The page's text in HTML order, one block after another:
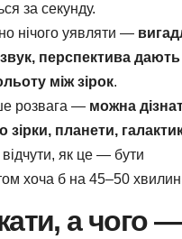
за секунду.
нічого уявляти —
звук, перспектива дають
між зірок.
розвага — можна
зірки, планети,
відчути, як це — бути
хоча б на 45–50
а чого